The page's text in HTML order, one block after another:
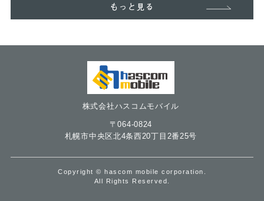
もっと見る
株式会社ハスコムモバイル
〒064-0824
札幌市中央区北4条西20丁目2番25号
Copyright © hascom mobile corporation.
All Rights Reserved.